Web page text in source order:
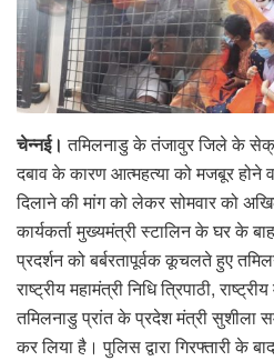
चेन्नई। तमिलनाडु के तंजावुर जिले के
दबाव के कारण आत्महत्या को मजबूर होने
दिलाने की मांग को लेकर सोमवार को
कार्यकर्ता मुख्यमंत्री स्टालिन के घर के
प्रदर्शन को बर्बरतापूर्वक कूचलते हुए
राष्ट्रीय महामंत्री निधि त्रिपाठी,
तमिलनाडु प्रांत के प्रदेश मंत्री सुशीला
कर लिया है। पुलिस द्वारा गिरफ्तारी के